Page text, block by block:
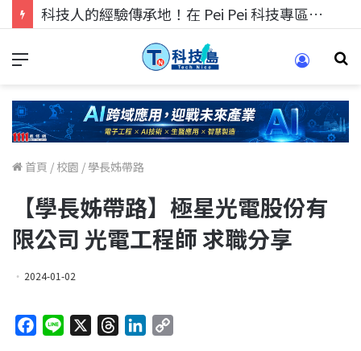
科技人找工作，就到TECH+ 科技專區!
首頁 / 校園 / 學長姊帶路
【學長姊帶路】極星光電股份有
限公司 光電工程師 求職分享
2024-01-02